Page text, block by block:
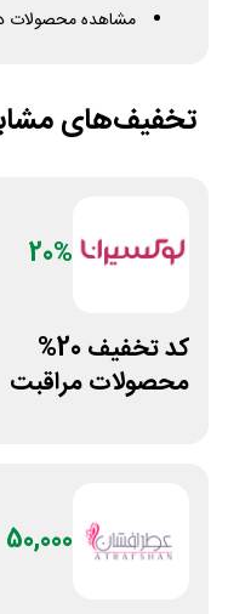
مشاهده محصولات
تخفیف‌های
20%
کد تخفیف 20%
محصولات مراقبت
50,000